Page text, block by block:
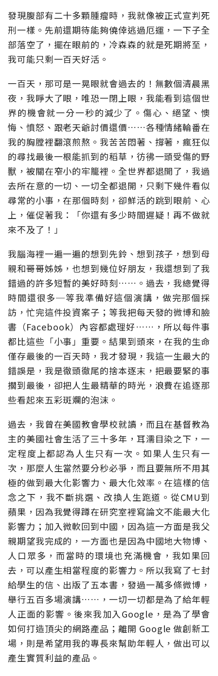
發現腹部有二十多顆腫瘤時，我就像被正式宣判死
刑一樣。先前還期待能夠僥倖逃過厄運，一下子全
部落空了，擺在眼前的，冷森森的就是死期將至，
我可能只剩一百天好活。
一百天，那可是一晃眼就會過去的！無數個清晨黑
夜，我睜大了眼，唯恐一閉上眼，我能看到這個世
界的機會就一分一秒的減少了。傷心、絕望、懊
悔、憤怒、跟老天爺討價還價……各種情緒輪番在
我的胸膛裡翻滾煎熬。我苦苦悶著、撐著，瘋狂似
的尋找最後一根能抓到的稻草，彷彿一頭受傷的野
獸，被關在窄小的牢籠裡。全世界都退開了，我過
去所在意的一切、一切全都退開，只剩下幾件看似
尋常的小事，在那個時刻，卻鮮活的跳到眼前、心
上，催促著我：「你還有多少時間遲疑！再不做就
來不及了！」
我腦海裡一遍一遍的想到先鈴、想到孩子，想到母
親和哥哥姊姊，也想到幾位好朋友，我還想到了我
錯過的許多短暫的美好時刻……。過去，我總覺得
時間還很多─等我準備好這個演講，做完那個採
訪，忙完這件投資案子；等我把每天發的微博和臉
書（Facebook）內容都處理好……，所以每件事
都比這些「小事」重要。結果到頭來，在我的生命
僅存最後的一百天時，我才發現，我這一生最大的
錯誤是，我是徹頭徹尾的捨本逐末，把最要緊的事
擱到最後，卻把人生最精華的時光，浪費在追逐那
些看起來五彩斑斕的泡沫。
過去，我曾在美國教會學校就讀，而且在基督教為
主的美國社會生活了三十多年，耳濡目染之下，一
定程度上都認為人生只有一次。如果人生只有一
次，那麼人生當然要分秒必爭，而且要無所不用其
極的做到最大化影響力、最大化效率。在這樣的信
念之下，我不斷挑選、改換人生跑道。從CMU到
蘋果，因為我覺得蹲在研究室裡寫論文不能最大化
影響力；加入微軟回到中國，因為這一方面是我父
親期望我完成的，一方面也是因為中國地大物博、
人口眾多，而當時的環境也充滿機會，我如果回
去，可以產生相當程度的影響力。所以我寫了七封
給學生的信、出版了五本書，發過一萬多條微博，
舉行五百多場演講……，一切一切都是為了給年輕
人正面的影響。後來我加入Google，是為了學會
如何打造頂尖的網路產品；離開 Google 做創新工
場，則是希望用我的專長來幫助年輕人，做出可以
產生實質利益的產品。